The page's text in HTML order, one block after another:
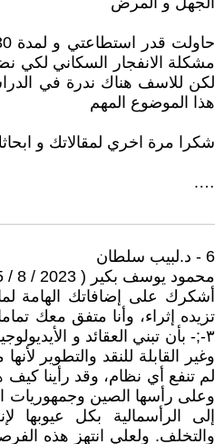
مشكلة الانفجار السكاني لكي
لكن للاسف هناك ندرة في
هذا الموضوع المهم
شكرا مرة اخري لمقالاتك و
….
6 - د.لبيب سلطان
محمود يوسف بكير ( 2023 / 8 / 25 - 11:37 )
أشكرك ‏على إضافاتك الهامة
تزيده إثراء، وأنا متفق معك
٣-;- بأن تبني العقائد و
وغير القابلة للنقد والتطوير
لم تنفع أي نظام، وقد رأينا
وعلى رأسها الصين وجمهوريات
إلى الرأسمالية بكل عيوبها
والتخلف. ولعلي ‏انتهز هذه